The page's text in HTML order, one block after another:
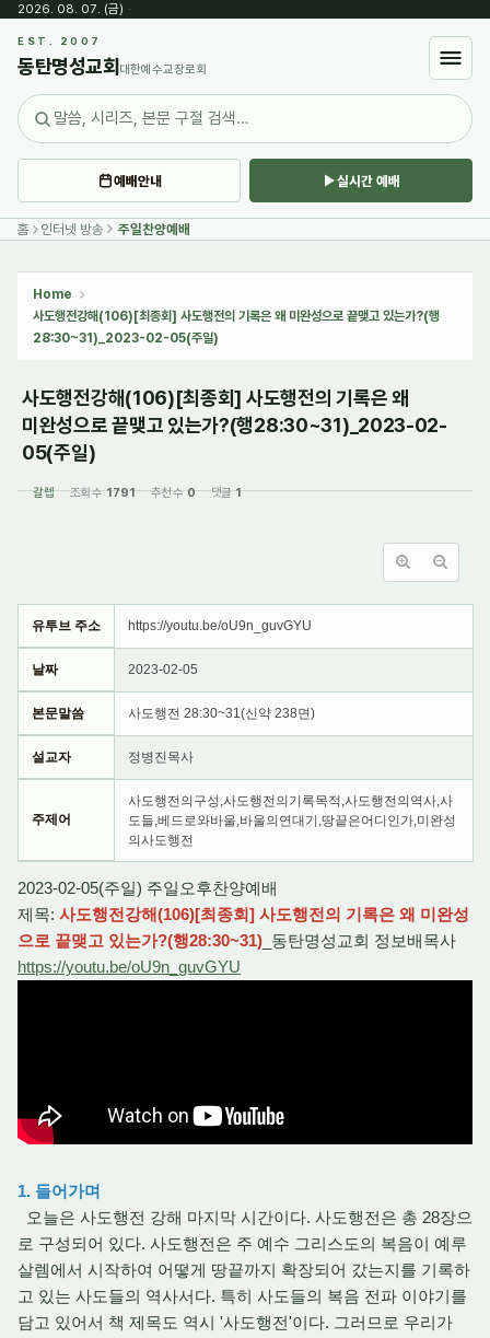
2026. 08. 07. (금) ·
EST. 2007
동탄명성교회 대한예수교장로회
예배안내 실시간 예배
홈 인터넷 방송 주일찬양예배
Home
사도행전강해(106)[최종회] 사도행전의 기록은 왜 미완성으로 끝맺고 있는가?(행
28:30~31)_2023-02-05(주일)
사도행전강해(106)[최종회] 사도행전의 기록은 왜
미완성으로 끝맺고 있는가?(행28:30~31)_2023-02-
05(주일)
갈렙 조회 수1791 추천 수0 댓글1
유투브 주소 https://youtu.be/oU9n_guvGYU
날짜 2023-02-05
본문말씀 사도행전 28:30~31(신약 238면)
설교자 정병진목사
주제어
사도행전의구성,사도행전의기록목적,사도행전의역사,사
도들,베드로와바울,바울의연대기,땅끝은어디인가,미완성
의사도행전
2023-02-05(주일) 주일오후찬양예배
제목: 사도행전강해(106)[최종회] 사도행전의 기록은 왜 미완성
으로 끝맺고 있는가?(행28:30~31) _동탄명성교회 정보배목사
https://youtu.be/oU9n_guvGYU
1. 들어가며
오늘은 사도행전 강해 마지막 시간이다. 사도행전은 총 28장으
로 구성되어 있다. 사도행전은 주 예수 그리스도의 복음이 예루
살렘에서 시작하여 어떻게 땅끝까지 확장되어 갔는지를 기록하
고 있는 사도들의 역사서다. 특히 사도들의 복음 전파 이야기를
담고 있어서 책 제목도 역시 '사도행전'이다. 그러므로 우리가
Sketchbook5, 스케치북5
Sketchbook5, 스케치북5